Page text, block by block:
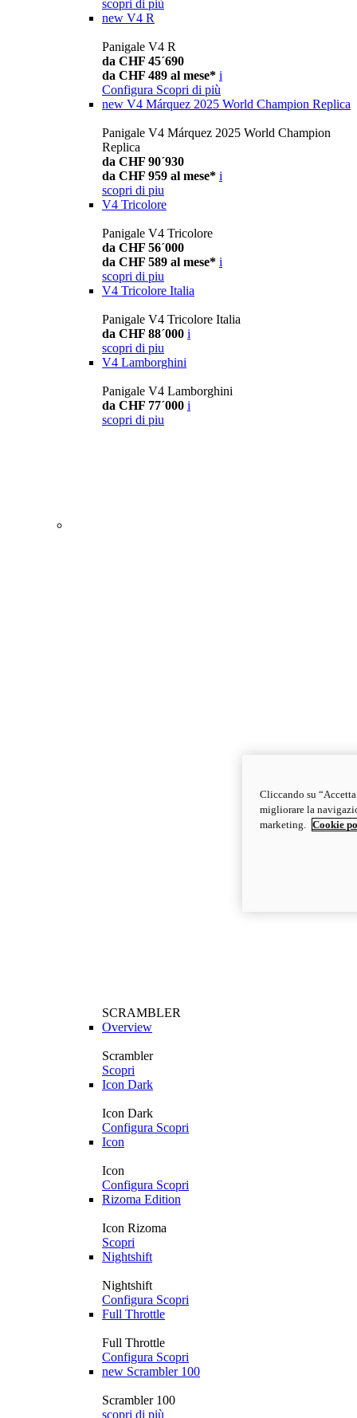
scopri di più
new V4 R
Panigale V4 R
da CHF 45´690
da CHF 489 al mese* i
Configura Scopri di più
new V4 Márquez 2025 World Champion Replica
Panigale V4 Márquez 2025 World Champion
Replica
da CHF 90´930
da CHF 959 al mese* i
scopri di piu
V4 Tricolore
Panigale V4 Tricolore
da CHF 56´000
da CHF 589 al mese* i
scopri di piu
V4 Tricolore Italia
Panigale V4 Tricolore Italia
da CHF 88´000 i
scopri di piu
V4 Lamborghini
Panigale V4 Lamborghini
da CHF 77´000 i
scopri di piu
SCRAMBLER
Overview
Scrambler
Scopri
Icon Dark
Icon Dark
Configura Scopri
Icon
Icon
Configura Scopri
Rizoma Edition
Icon Rizoma
Scopri
Nightshift
Nightshift
Configura Scopri
Full Throttle
Full Throttle
Configura Scopri
new Scrambler 100
Scrambler 100
scopri di più
Cliccando su
migliorare la
marketing.
Cookie